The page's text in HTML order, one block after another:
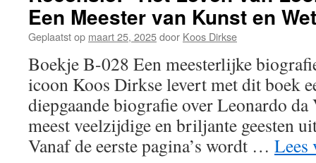
Een Meester van Kunst en
Geplaatst op maart 25, 2025door Koos Dirkse
Boekje B-028 Een meesterlijke
icoon Koos Dirkse levert met dit boek
diepgaande biografie over Leonardo da
meest veelzijdige en briljante geesten
Vanaf de eerste pagina’s wordt … Lees